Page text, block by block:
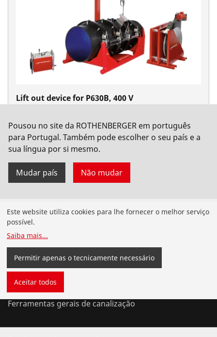
Lift out device for P630B, 400 V
Pousou no site da ROTHENBERGER em português
para Portugal. Também pode escolher o seu país e a
sua língua por si mesmo.
Mudar país Não mudar
Produtos
Instalação de tubagens
Serviço e manutenção de tubagens
Ferramentas de ar condicionado e refrigeração
Ferramentas gerais de canalização
Este website utiliza cookies para lhe fornecer o melhor serviço
possível.
Saiba mais...
Permitir apenas o tecnicamente necessário
Aceitar todos